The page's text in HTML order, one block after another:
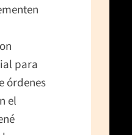
para
órdenes
el